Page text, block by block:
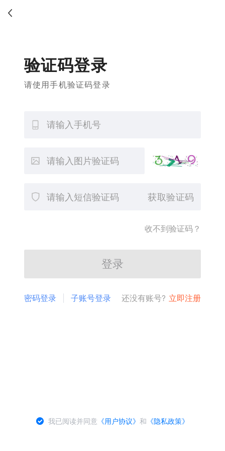
验证码登录
请使用手机验证码登录
获取验证码
收不到验证码？
登录
密码登录 子账号登录 还没有账号? 立即注册
我已阅读并同意 《用户协议》和 《隐私政策》